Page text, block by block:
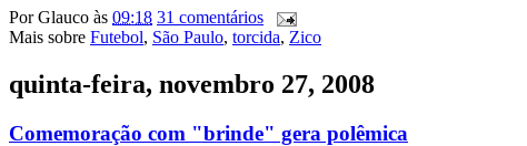
PorGlauco às 09:18 31 comentários
Mais sobre Futebol, São Paulo, torcida, Zico
quinta-feira, novembro 27, 2008
Comemoração com "brinde" gera polêmica